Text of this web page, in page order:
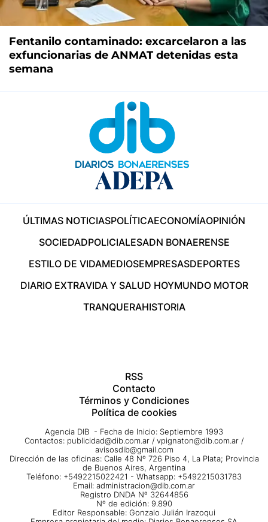
Fentanilo contaminado: excarcelaron a las
exfuncionarias de ANMAT detenidas esta
semana
ÚLTIMAS NOTICIASPOLÍTICAECONOMÍAOPINIÓN
SOCIEDADPOLICIALESADN BONAERENSE
ESTILO DE VIDAMEDIOSEMPRESASDEPORTES
DIARIO EXTRAVIDA Y SALUD HOYMUNDO MOTOR
TRANQUERAHISTORIA
RSS
Contacto
Términos y Condiciones
Política de cookies
Agencia DIB - Fecha de Inicio: Septiembre 1993
Contactos: publicidad@dib.com.ar / vpignaton@dib.com.ar /
avisosdib@gmail.com
Dirección de las oficinas: Calle 48 Nº 726 Piso 4, La Plata; Provincia
de Buenos Aires, Argentina
Teléfono: +5492215022421 - Whatsapp: +5492215031783
Email: administracion@dib.com.ar
Registro DNDA Nº 32644856
Nº de edición: 9.890
Editor Responsable: Gonzalo Julián Irazoqui